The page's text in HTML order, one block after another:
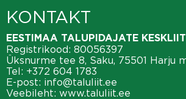
KONTAKT
EESTIMAA TALUPIDAJATE KESKLIIT
Registrikood: 80056397
Üksnurme tee 8, Saku, 75501 Harju
Tel: +372 604 1783
E-post: info@taluliit.ee
Veebileht: www.taluliit.ee